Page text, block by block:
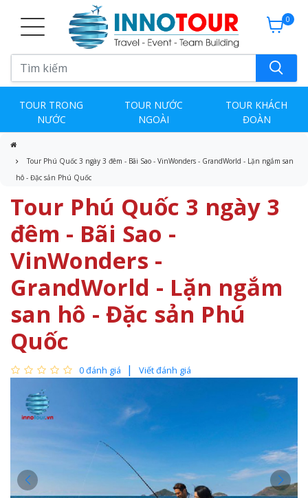
0
TOUR TRONG
NƯỚC
TOUR NƯỚC
NGOÀI
TOUR KHÁCH
ĐOÀN
Tour Phú Quốc 3 ngày 3 đêm - Bãi Sao - VinWonders - GrandWorld - Lặn ngắm san
hô - Đặc sản Phú Quốc
Tour Phú Quốc 3 ngày 3
đêm - Bãi Sao -
VinWonders -
GrandWorld - Lặn ngắm
san hô - Đặc sản Phú
Quốc
0 đánh giá Viết đánh giá